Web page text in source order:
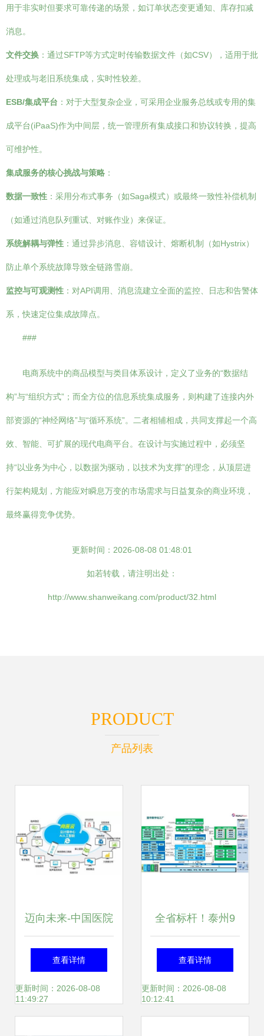
用于非实时但要求可靠传递的场景，如订单状态变更通知、库存扣减
消息。
文件交换 ：通过SFTP等方式定时传输数据文件（如CSV），适用于批
处理或与老旧系统集成，实时性较差。
ESB/集成平台 ：对于大型复杂企业，可采用企业服务总线或专用的集
成平台(iPaaS)作为中间层，统一管理所有集成接口和协议转换，提高
可维护性。
集成服务的核心挑战与策略 ：
数据一致性 ：采用分布式事务（如Saga模式）或最终一致性补偿机制
（如通过消息队列重试、对账作业）来保证。
系统解耦与弹性 ：通过异步消息、容错设计、熔断机制（如Hystrix）
防止单个系统故障导致全链路雪崩。
监控与可观测性 ：对API调用、消息流建立全面的监控、日志和告警体
系，快速定位集成故障点。
###
电商系统中的商品模型与类目体系设计，定义了业务的“数据结
构”与“组织方式”；而全方位的信息系统集成服务，则构建了连接内外
部资源的“神经网络”与“循环系统”。二者相辅相成，共同支撑起一个高
效、智能、可扩展的现代电商平台。在设计与实施过程中，必须坚
持“以业务为中心，以数据为驱动，以技术为支撑”的理念，从顶层进
行架构规划，方能应对瞬息万变的市场需求与日益复杂的商业环境，
最终赢得竞争优势。
更新时间：2026-08-08 01:48:01
如若转载，请注明出处：
http://www.shanweikang.com/product/32.html
PRODUCT
产品列表
迈向未来-中国医院
的信息化走向 信息
系统集成服务引领
查看详情
更新时间：2026-08-08
11:49:27
全省标杆！泰州9
家企业荣膺省工业
互联网标杆工厂，
查看详情
更新时间：2026-08-08
10:12:41